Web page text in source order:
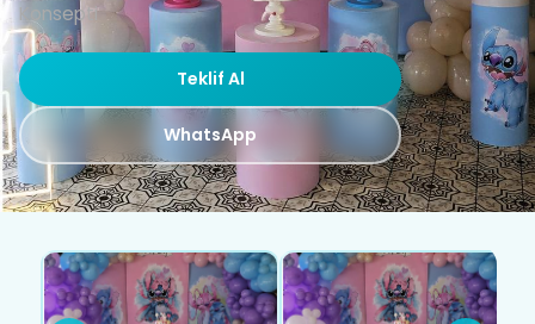
Konsepti
Teklif Al
WhatsApp